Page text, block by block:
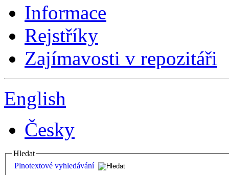
Informace
Rejstříky
Zajímavosti v repozitáři
English
Česky
Hledat
Plnotextové vyhledávání